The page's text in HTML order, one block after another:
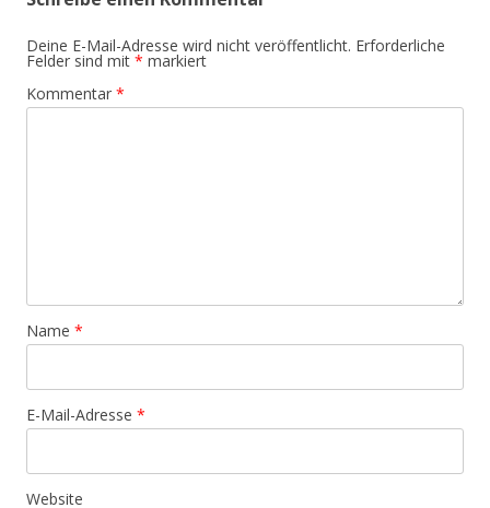
Deine E-Mail-Adresse wird nicht veröffentlicht. Erforderliche
Felder sind mit * markiert
Kommentar *
Name *
E-Mail-Adresse *
Website